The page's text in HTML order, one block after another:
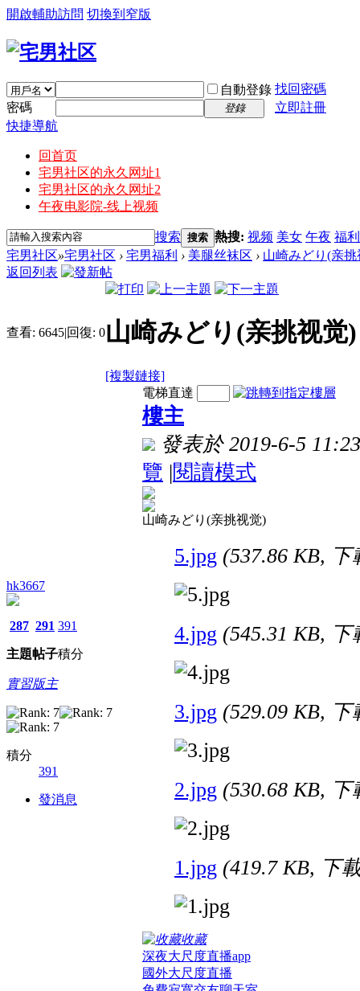
開啟輔助訪問 切換到窄版
自動登錄 找回密碼
密碼
登錄
立即註冊
快捷導航
回首页
宅男社区的永久网址1
宅男社区的永久网址2
午夜电影院-线上视频
搜索 搜索 熱搜: 视频 美女 午夜 福利
宅男社区»宅男社区 › 宅男福利 › 美腿丝袜区 › 山崎みどり(亲挑
返回列表
查看: 6645|回復: 0山崎みどり(亲挑视觉)
[複製鏈接]
hk3667
287
主題
291
帖子
391
積分
實習版主
積分
391
發消息
電梯直達
樓主
發表於 2019-6-5
覽 |閱讀模式
山崎みどり(亲挑视觉)
5.jpg (537.86 KB,
4.jpg (545.31 KB,
3.jpg (529.09 KB,
2.jpg (530.68 KB,
1.jpg (419.7 KB, 下
收藏
深夜大尺度直播app
國外大尺度直播